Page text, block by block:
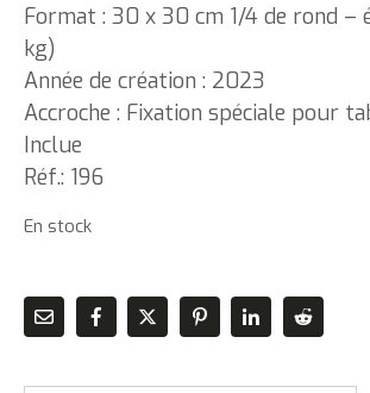
Format : 30 x 30 cm 1/4 de rond –
kg)
Année de création : 2023
Accroche : Fixation spéciale pour
Inclue
Réf.: 196
En stock